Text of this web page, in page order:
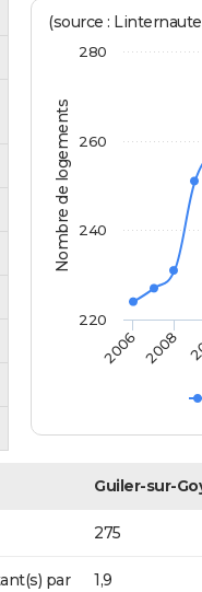
Nombre de logements
(source :
2006 2008
220
240
260
280
Guiler-sur-
275
par
1,9